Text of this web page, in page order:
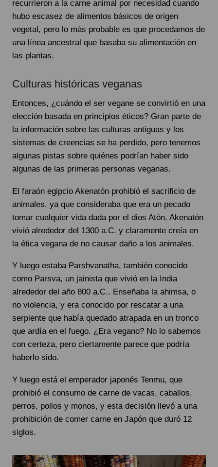
recurrieron a la carne animal por necesidad cuando
hubo escasez de alimentos básicos de origen
vegetal, pero lo más probable es que procedamos de
una línea ancestral que basaba su alimentación en
las plantas.
Culturas históricas veganas
Entonces, ¿cuándo el ser vegane se convirtió en una
elección basada en principios éticos? Gran parte de
la información sobre las culturas antiguas y los
sistemas de creencias se ha perdido, pero tenemos
algunas pistas sobre quiénes podrían haber sido
algunas de las primeras personas veganas.
El faraón egipcio Akenatón prohibió el sacrificio de
animales, ya que consideraba que era un pecado
tomar cualquier vida dada por el dios Atón. Akenatón
vivió alrededor del 1300 a.C. y claramente creía en
la ética vegana de no causar daño a los animales.
Y luego estaba Parshvanatha, también conocido
como Parsva, un jainista que vivió en la India
alrededor del año 800 a.C.. Enseñaba la ahimsa, o
no violencia, y era conocido por rescatar a una
serpiente que había quedado atrapada en un tronco
que ardía en el fuego. ¿Era vegano? No lo sabemos
con certeza, pero ciertamente parece que podría
haberlo sido.
Y luego está el emperador japonés Tenmu, que
prohibió el consumo de carne de vacas, caballos,
perros, pollos y monos, y esta decisión llevó a una
prohibición de comer carne en Japón que duró 12
siglos.